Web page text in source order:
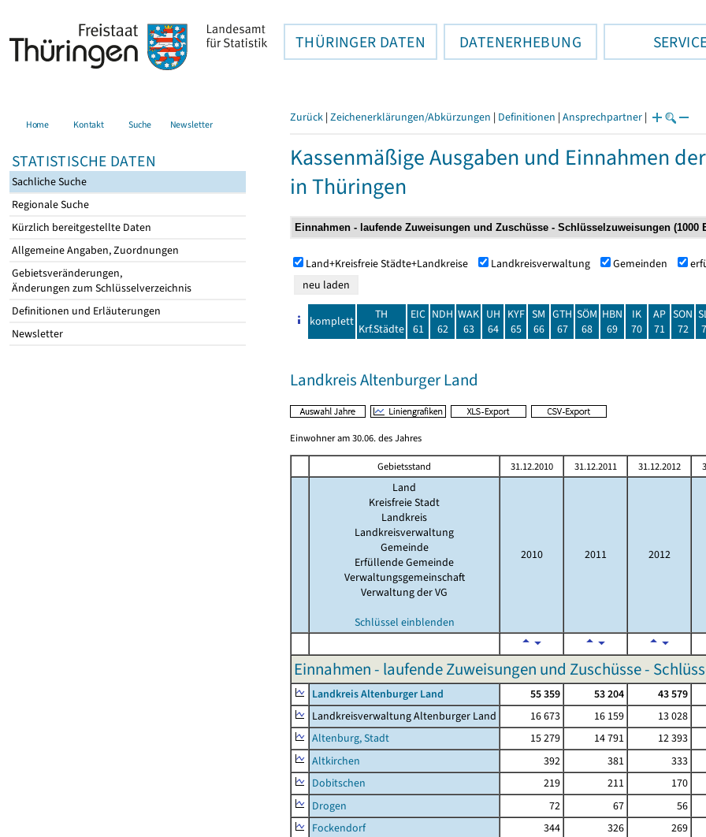
THÜRINGER DATEN DATENERHEBUNG
Home Kontakt Suche Newsletter
STATISTISCHE DATEN
Sachliche Suche
Regionale Suche
Kürzlich bereitgestellte Daten
Allgemeine Angaben, Zuordnungen
Gebietsveränderungen,
Änderungen zum Schlüsselverzeichnis
Definitionen und Erläuterungen
Newsletter
Zurück | Zeichenerklärungen/Abkürzungen | Definitionen | Ansprechpartner |
Kassenmäßige Ausgaben und Einnahmen
in Thüringen
Land+Kreisfreie Städte+Landkreise Landkreisverwaltung Gemeinden
komplett
TH
Krf.Städte
EIC
61
NDH
62
WAK
63
UH
64
KYF
65
SM
66
GTH
67
SÖM
68
HBN
69
IK
70
AP
71
SON
72
Landkreis Altenburger Land
Einwohner am 30.06. des Jahres
Gebietsstand 31.12.2010 31.12.2011 31.12.2012
Land
Kreisfreie Stadt
Landkreis
Landkreisverwaltung
Gemeinde
Erfüllende Gemeinde
Verwaltungsgemeinschaft
Verwaltung der VG
Schlüssel einblenden
2010 2011 2012
Einnahmen - laufende Zuweisungen und Zuschüsse -
Landkreis Altenburger Land 55 359 53 204 43 579
Landkreisverwaltung Altenburger Land
16 673 16 159 13 028
Altenburg, Stadt
15 279 14 791 12 393
Altkirchen
392 381 333
Dobitschen
219 211 170
Drogen
72 67 56
Fockendorf
344 326 269